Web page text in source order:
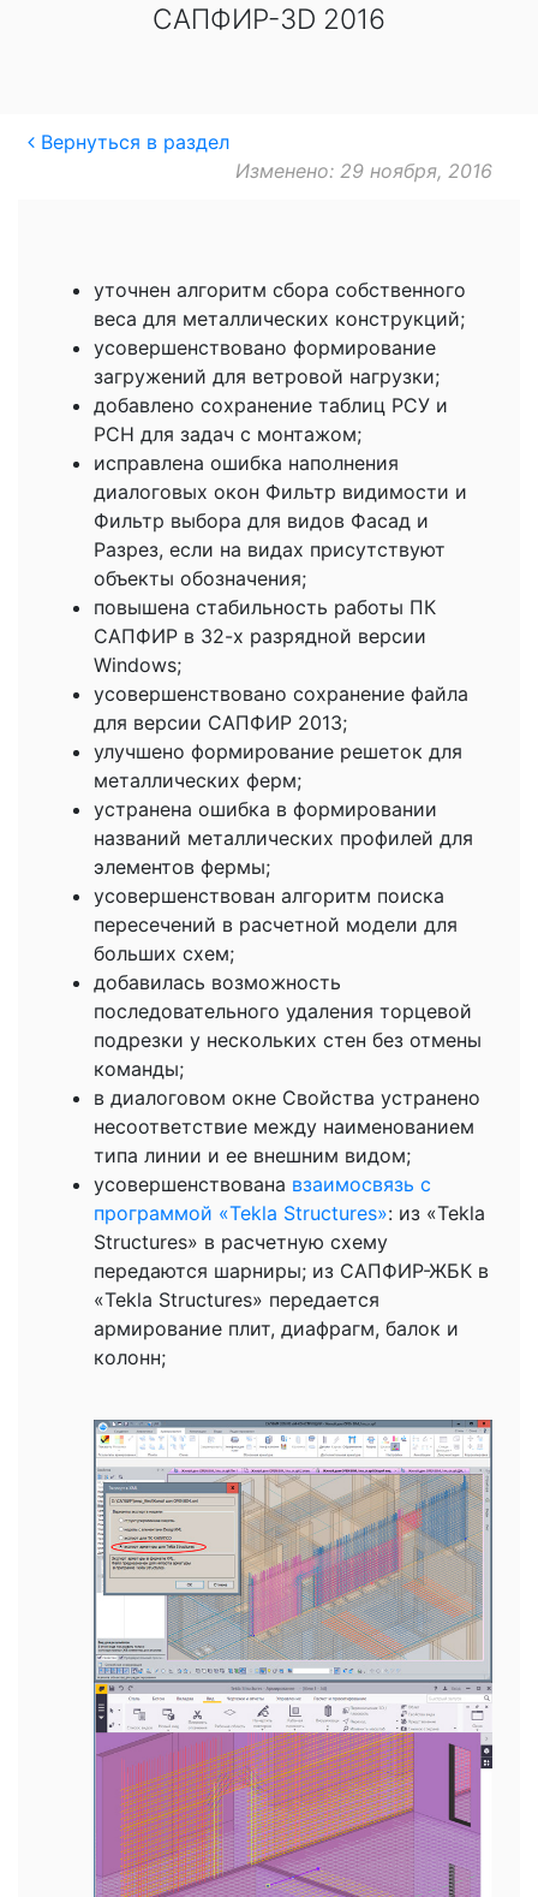
САПФИР-3D 2016
Вернуться в раздел
Изменено: 29 ноября, 2016
уточнен алгоритм сбора собственного
веса для металлических конструкций;
усовершенствовано формирование
загружений для ветровой нагрузки;
добавлено сохранение таблиц РСУ и
РСН для задач с монтажом;
исправлена ошибка наполнения
диалоговых окон Фильтр видимости и
Фильтр выбора для видов Фасад и
Разрез, если на видах присутствуют
объекты обозначения;
повышена стабильность работы ПК
САПФИР в 32-х разрядной версии
Windows;
усовершенствовано сохранение файла
для версии САПФИР 2013;
улучшено формирование решеток для
металлических ферм;
устранена ошибка в формировании
названий металлических профилей для
элементов фермы;
усовершенствован алгоритм поиска
пересечений в расчетной модели для
больших схем;
добавилась возможность
последовательного удаления торцевой
подрезки у нескольких стен без отмены
команды;
в диалоговом окне Свойства устранено
несоответствие между наименованием
типа линии и ее внешним видом;
усовершенствована взаимосвязь с
программой «Tekla Structures»: из «Tekla
Structures» в расчетную схему
передаются шарниры; из САПФИР-ЖБК в
«Tekla Structures» передается
армирование плит, диафрагм, балок и
колонн;